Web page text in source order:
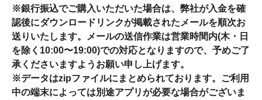
※銀行振込でご購入いただいた場合は、弊社が入金を確
認後にダウンロードリンクが掲載されたメールを順次お
送りいたします。メールの送信作業は営業時間内(木・日
を除く10:00〜19:00)での対応となりますので、予めご了
承くださいますようお願い申し上げます。
※データはzipファイルにまとめられております。ご利用
中の端末によっては別途アプリが必要な場合がございま